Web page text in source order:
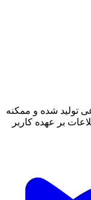
تولید شده و ممکنه
بر عهده کاربر